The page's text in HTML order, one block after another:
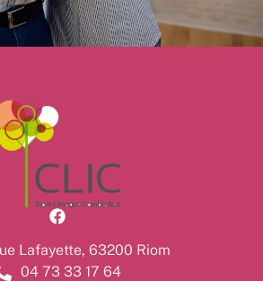
Lafayette, 63200 Riom
04 73 33 17 64